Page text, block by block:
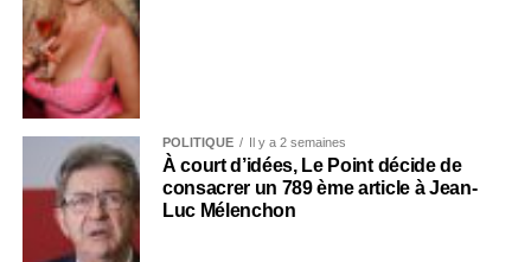
POLITIQUE Il y a 2 semaines
À court d’idées, Le Point décide de
consacrer un 789 ème article à Jean-
Luc Mélenchon